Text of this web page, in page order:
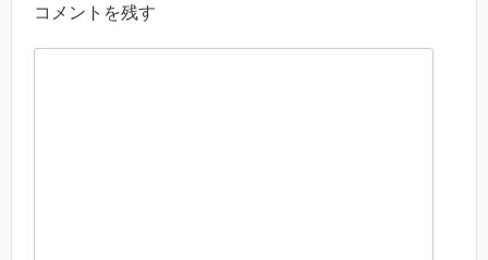
コメントを残す